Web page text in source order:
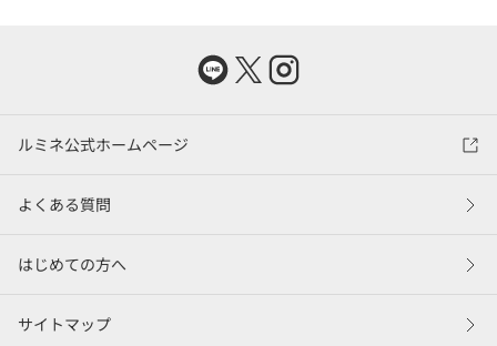
ルミネ公式ホームページ
よくある質問
はじめての方へ
サイトマップ